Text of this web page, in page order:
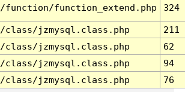
function/function_extend.php 324
class/jzmysql.class.php
211
class/jzmysql.class.php
62
class/jzmysql.class.php
94
class/jzmysql.class.php 76